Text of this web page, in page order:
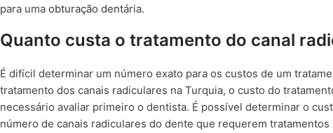
para uma obturação dentária.
Quanto custa o tratamento do canal
É difícil determinar um número exato para os custos de um
tratamento dos canais radiculares na Turquia, o custo do
necessário avaliar primeiro o dentista. É possível determinar o
número de canais radiculares do dente que requerem